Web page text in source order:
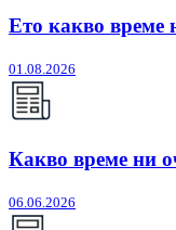
Ето какво време
01.08.2026
Какво време ни
06.06.2026